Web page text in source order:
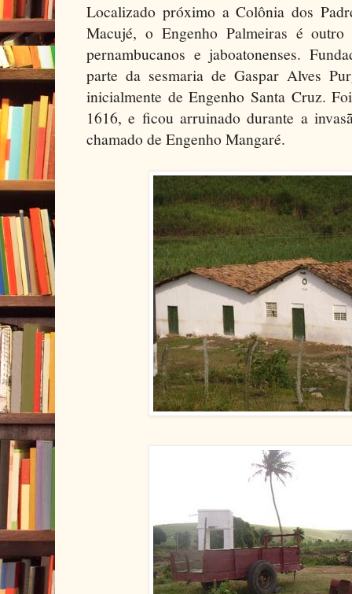
Localizado próximo a Colônia dos
Macujé, o Engenho Palmeiras é outro
pernambucanos e jaboatonenses.
parte da sesmaria de Gaspar Alves
inicialmente de Engenho Santa Cruz.
1616, e ficou arruinado durante a
chamado de Engenho Mangaré.